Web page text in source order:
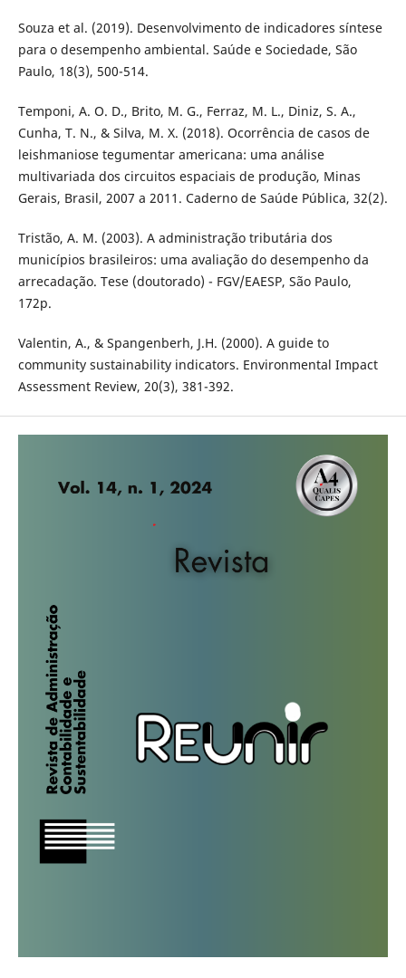
Souza et al. (2019). Desenvolvimento de indicadores síntese
para o desempenho ambiental. Saúde e Sociedade, São
Paulo, 18(3), 500-514.
Temponi, A. O. D., Brito, M. G., Ferraz, M. L., Diniz, S. A.,
Cunha, T. N., & Silva, M. X. (2018). Ocorrência de casos de
leishmaniose tegumentar americana: uma análise
multivariada dos circuitos espaciais de produção, Minas
Gerais, Brasil, 2007 a 2011. Caderno de Saúde Pública, 32(2).
Tristão, A. M. (2003). A administração tributária dos
municípios brasileiros: uma avaliação do desempenho da
arrecadação. Tese (doutorado) - FGV/EAESP, São Paulo,
172p.
Valentin, A., & Spangenberh, J.H. (2000). A guide to
community sustainability indicators. Environmental Impact
Assessment Review, 20(3), 381-392.